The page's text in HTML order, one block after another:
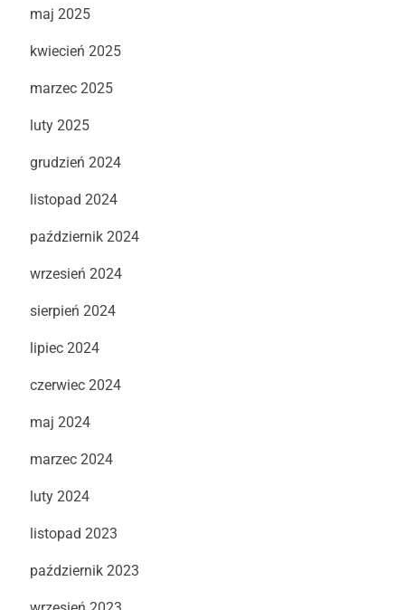
maj 2025
kwiecień 2025
marzec 2025
luty 2025
grudzień 2024
listopad 2024
październik 2024
wrzesień 2024
sierpień 2024
lipiec 2024
czerwiec 2024
maj 2024
marzec 2024
luty 2024
listopad 2023
październik 2023